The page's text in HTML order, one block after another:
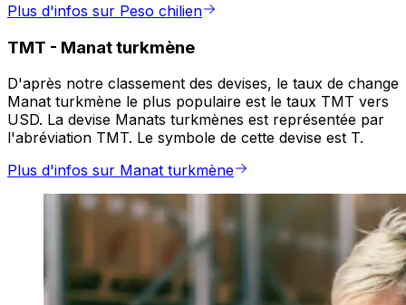
Plus d'infos sur Peso chilien
TMT - Manat turkmène
D'après notre classement des devises, le taux de change
Manat turkmène le plus populaire est le taux TMT vers
USD. La devise Manats turkmènes est représentée par
l'abréviation TMT. Le symbole de cette devise est T.
Plus d'infos sur Manat turkmène